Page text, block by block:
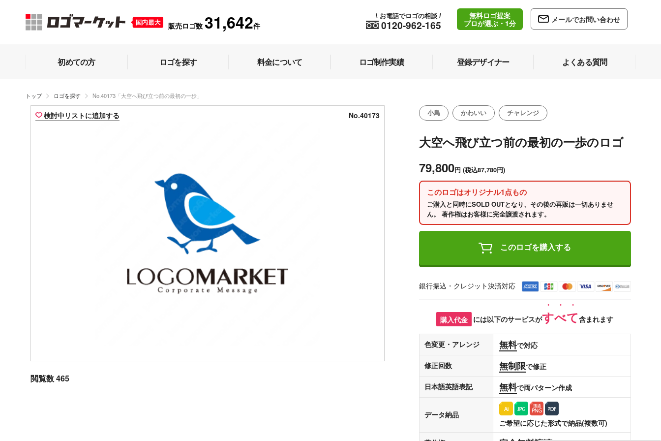
販売ロゴ数 31,642件 0120-962-165
\ お電話でロゴの相談 /
無料ロゴ提案
プロが選ぶ・1分
メールでお問い合わせ
初めての方 ロゴを探す 料金について ロゴ制作実績 登録デザイナー よくある質問
トップ ロゴを探す No.40173「大空へ飛び立つ前の最初の一歩」
検討中リストに追加する No.40173
閲覧数 465
小鳥 かわいい チャレンジ
大空へ飛び立つ前の最初の一歩のロゴ
79,800円 (税込87,780円)
このロゴはオリジナル1点もの
ご購入と同時にSOLD OUTとなり、その後の再販は一切ありませ
ん。 著作権はお客様に完全譲渡されます。
このロゴを購入する
銀行振込・クレジット決済対応
購入代金 には以下のサービスがすべて含まれます
色変更・アレンジ 無料で対応
修正回数 無制限で修正
日本語英語表記 無料で両パターン作成
データ納品
ご希望に応じた形式で納品(複数可)